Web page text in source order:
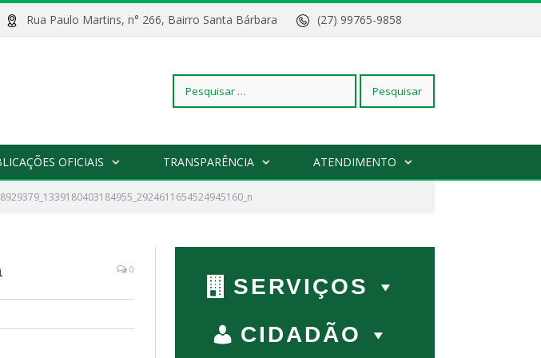
Rua Paulo Martins, n° 266, Bairro Santa Bárbara (27) 99765-9858
Pesquisar
por:
OFICIAIS TRANSPARÊNCIA ATENDIMENTO
0
SERVIÇOS
CIDADÃO